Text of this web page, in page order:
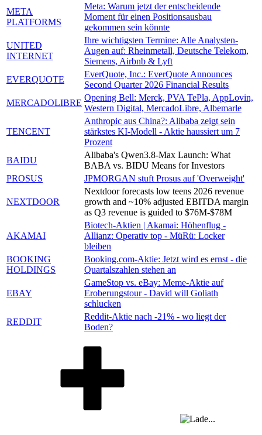
META
PLATFORMS
Meta: Warum jetzt der entscheidende
Moment für einen Positionsausbau
gekommen sein könnte
UNITED
INTERNET
Ihre wichtigsten Termine: Alle Analysten-
Augen auf: Rheinmetall, Deutsche Telekom,
Siemens, Airbnb & Lyft
EVERQUOTE
EverQuote, Inc.: EverQuote Announces
Second Quarter 2026 Financial Results
MERCADOLIBRE
Opening Bell: Merck, PVA TePla, AppLovin,
Western Digital, MercadoLibre, Albemarle
TENCENT
Anthropic aus China?: Alibaba zeigt sein
stärkstes KI-Modell - Aktie haussiert um 7
Prozent
BAIDU
Alibaba's Qwen3.8-Max Launch: What
BABA vs. BIDU Means for Investors
PROSUS
JPMORGAN stuft Prosus auf 'Overweight'
NEXTDOOR
Nextdoor forecasts low teens 2026 revenue
growth and ~10% adjusted EBITDA margin
as Q3 revenue is guided to $76M-$78M
AKAMAI
Biotech-Aktien | Akamai: Höhenflug -
Allianz: Operativ top - MüRü: Locker
bleiben
BOOKING
HOLDINGS
Booking.com-Aktie: Jetzt wird es ernst - die
Quartalszahlen stehen an
EBAY
GameStop vs. eBay: Meme-Aktie auf
Eroberungstour - David will Goliath
schlucken
REDDIT
Reddit-Aktie nach -21% - wo liegt der
Boden?